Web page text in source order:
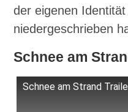
der eigenen
niedergeschrieben
Schnee am
Schnee am Strand